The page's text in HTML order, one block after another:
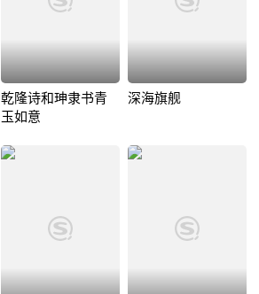
乾隆诗和珅隶书青
玉如意
深海旗舰